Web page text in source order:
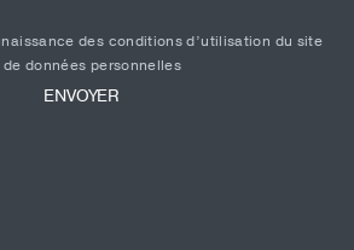
des conditions d’utilisation du site
données personnelles
ENVOYER